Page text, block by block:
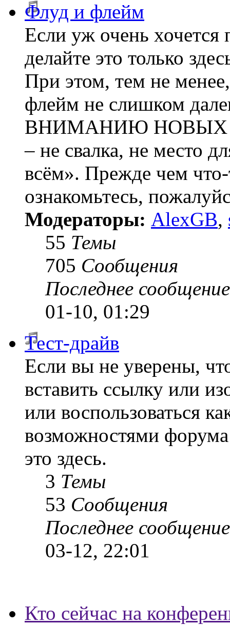
Флуд и флейм
Если уж очень
делайте это только
При этом, тем не
флейм не слишком
ВНИМАНИЮ НОВЫХ
– не свалка, не место
всём». Прежде чем что-
ознакомьтесь,
Модераторы: AlexGB,
55 Темы
705 Сообщения
Последнее сообщение
01-10, 01:29
Тест-драйв
Если вы не уверены,
вставить ссылку или
или воспользоваться
возможностями форума
это здесь.
3 Темы
53 Сообщения
Последнее сообщение
03-12, 22:01
Кто сейчас на